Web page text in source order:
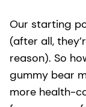
Our starting
(after all,
reason). So
gummy bear
more health-